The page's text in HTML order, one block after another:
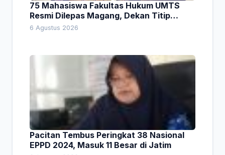
75 Mahasiswa Fakultas Hukum UMTS
Resmi Dilepas Magang, Dekan Titip
Empat Pesan Penting
6 Agustus 2026
Pacitan Tembus Peringkat 38 Nasional
EPPD 2024, Masuk 11 Besar di Jatim